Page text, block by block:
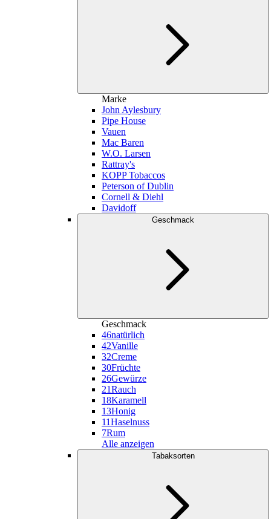
Marke
John Aylesbury
Pipe House
Vauen
Mac Baren
W.O. Larsen
Rattray's
KOPP Tobaccos
Peterson of Dublin
Cornell & Diehl
Davidoff
Geschmack
Geschmack
46natürlich
42Vanille
32Creme
30Früchte
26Gewürze
21Rauch
18Karamell
13Honig
11Haselnuss
7Rum
Alle anzeigen
Tabaksorten